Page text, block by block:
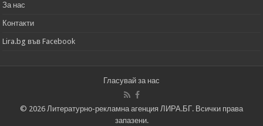
За нас
Контакти
Lira.bg във Facebook
Гласувай за нас
© 2026 Литературно-рекламна агенция ЛИРА.БГ. Всички права
запазени.